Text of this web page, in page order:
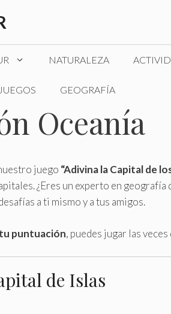
NATURALEZA
JUEGOS GEOGRAFÍA
Oceanía
juego “Adivina la Capital de
¿Eres un experto en geografía
a ti mismo y a tus amigos.
puntuación, puedes jugar las
de Islas